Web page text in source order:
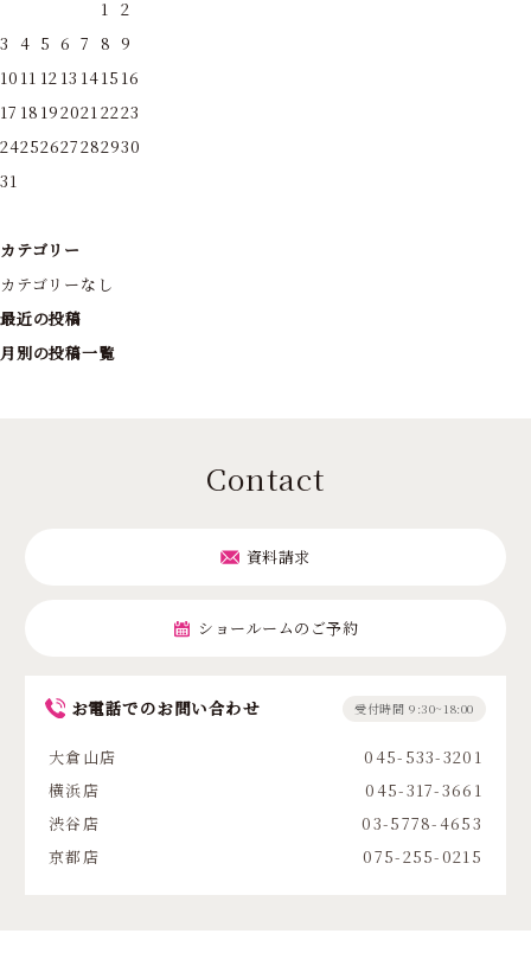
1 2
3 4 5 6 7 8 9
10 11 12 13 1415 16
17 18 1920212223
24252627282930
31
カテゴリー
カテゴリーなし
最近の投稿
月別の投稿一覧
Contact
資料請求
ショールームのご予約
お電話でのお問い合わせ 受付時間 9:30~18:00
大倉山店
045-533-3201
横浜店
045-317-3661
渋谷店
03-5778-4653
京都店
075-255-0215